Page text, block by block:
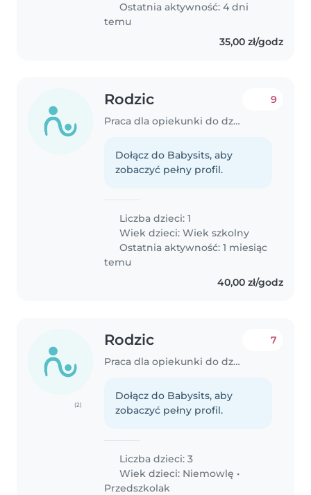
Ostatnia aktywność: 4 dni
temu
35,00 zł/godz
Rodzic
Praca dla opiekunki do dziecka w Warszawa
9
Dołącz do Babysits, aby
zobaczyć pełny profil.
Liczba dzieci: 1
Wiek dzieci:Wiek szkolny
Ostatnia aktywność: 1 miesiąc
temu
40,00 zł/godz
(2)
Rodzic
Praca dla opiekunki do dziecka w Wrocław
7
Dołącz do Babysits, aby
zobaczyć pełny profil.
Liczba dzieci: 3
Wiek dzieci: Niemowlę •
Przedszkolak